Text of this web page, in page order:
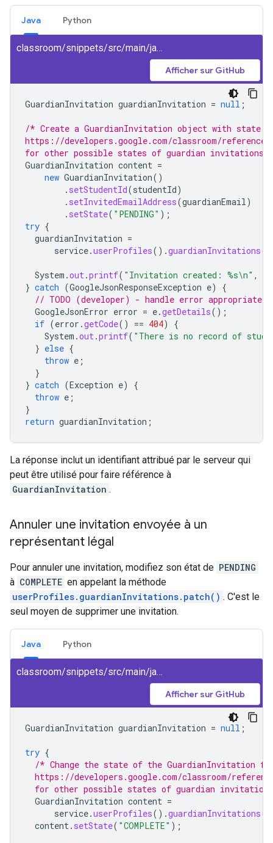
Java Python
classroom/snippets/src/main/java/CreateGuardianInvitation.java
Afficher sur GitHub
GuardianInvitation guardianInvitation = null ;
/* Create a GuardianInvitation object with state
https://developers.google.com/classroom/
for other possible states of guardian
GuardianInvitation content =
new GuardianInvitation()
. setStudentId(studentId)
. setInvitedEmailAddress(guardianEmail )
. setState( "PENDING" );
try {
guardianInvitation =
service.userProfiles().guardianInvitations
System .out .printf( "Invitation created: %s\n" ,
} catch (GoogleJsonResponseException e)
{
// TODO (developer) - handle error appropriately
GoogleJsonError error = e.getDetails();
if (error .getCode() == 404)
{
System .out .printf( "There is no record of
} else {
throw e ;
}
} catch (Exception e)
{
throw e ;
}
return guardianInvitation ;
La réponse inclut un identifiant attribué par le serveur qui
peut être utilisé pour faire référence à
GuardianInvitation .
Annuler une invitation envoyée à un
représentant légal
Pour annuler une invitation, modifiez son état de PENDING
à COMPLETE en appelant la méthode
userProfiles.guardianInvitations.patch() . C'est le
seul moyen de supprimer une invitation.
Java Python
classroom/snippets/src/main/java/CancelGuardianInvitation.java
Afficher sur GitHub
GuardianInvitation guardianInvitation = null ;
try {
/* Change the state of the GuardianInvitation from
https://developers.google.com/classroom/
for other possible states of guardian
GuardianInvitation content =
service.userProfiles().guardianInvitations
content . setState( "COMPLETE" );